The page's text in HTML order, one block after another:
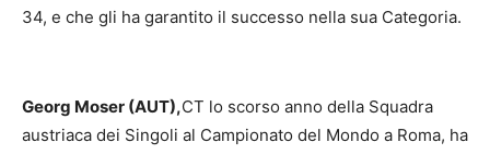
34, e che gli ha garantito il successo nella sua Categoria.
Georg Moser (AUT),CT lo scorso anno della Squadra
austriaca dei Singoli al Campionato del Mondo a Roma, ha